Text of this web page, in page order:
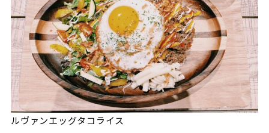
ルヴァンエッグタコライス